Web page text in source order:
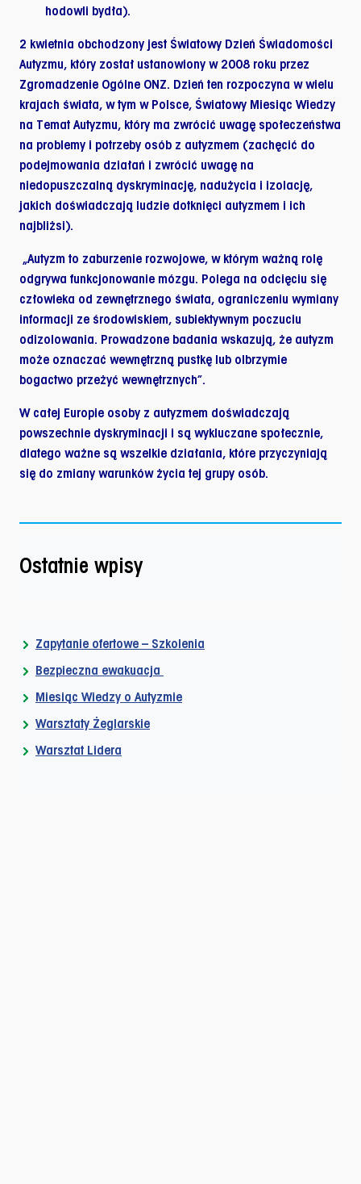
hodowli bydła).
2 kwietnia obchodzony jest Światowy Dzień Świadomości
Autyzmu, który został ustanowiony w 2008 roku przez
Zgromadzenie Ogólne ONZ. Dzień ten rozpoczyna w wielu
krajach świata, w tym w Polsce, Światowy Miesiąc Wiedzy
na Temat Autyzmu, który ma zwrócić uwagę społeczeństwa
na problemy i potrzeby osób z autyzmem (zachęcić do
podejmowania działań i zwrócić uwagę na
niedopuszczalną dyskryminację, nadużycia i izolację,
jakich doświadczają ludzie dotknięci autyzmem i ich
najbliżsi).
„Autyzm to zaburzenie rozwojowe, w którym ważną rolę
odgrywa funkcjonowanie mózgu. Polega na odcięciu się
człowieka od zewnętrznego świata, ograniczeniu wymiany
informacji ze środowiskiem, subiektywnym poczuciu
odizolowania. Prowadzone badania wskazują, że autyzm
może oznaczać wewnętrzną pustkę lub olbrzymie
bogactwo przeżyć wewnętrznych”.
W całej Europie osoby z autyzmem doświadczają
powszechnie dyskryminacji i są wykluczane społecznie,
dlatego ważne są wszelkie działania, które przyczyniają
się do zmiany warunków życia tej grupy osób.
Ostatnie wpisy
Zapytanie ofertowe – Szkolenia
Bezpieczna ewakuacja
Miesiąc Wiedzy o Autyzmie
Warsztaty Żeglarskie
Warsztat Lidera